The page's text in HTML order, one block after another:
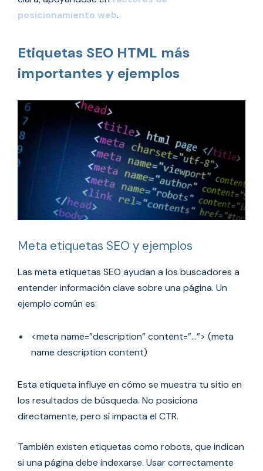
posicionamiento web.
Etiquetas SEO HTML más
importantes y ejemplos
Meta etiquetas SEO y ejemplos
Las meta etiquetas SEO ayudan a los buscadores a
entender información clave sobre una página. Un
ejemplo común es:
<meta name=”description” content=”…”> (meta
name description content)
Esta etiqueta influye en cómo se muestra tu sitio en
los resultados de búsqueda. No posiciona
directamente, pero sí impacta el CTR.
También existen etiquetas como robots, que indican
si una página debe indexarse. Usar correctamente